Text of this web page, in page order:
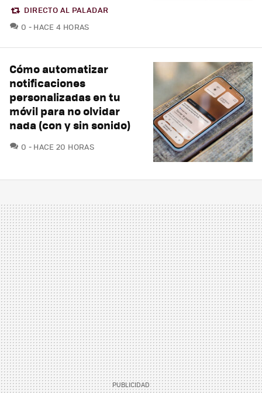
DIRECTO AL PALADAR
0 COMENTARIOS
HACE 4 HORAS
Cómo automatizar
notificaciones
personalizadas en tu
móvil para no olvidar
nada (con y sin sonido)
0 COMENTARIOS
HACE 20 HORAS